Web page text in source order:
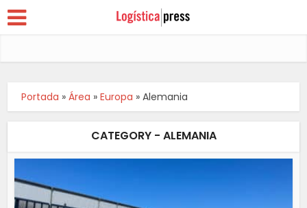
Portada »Área »Europa »Alemania
CATEGORY - ALEMANIA